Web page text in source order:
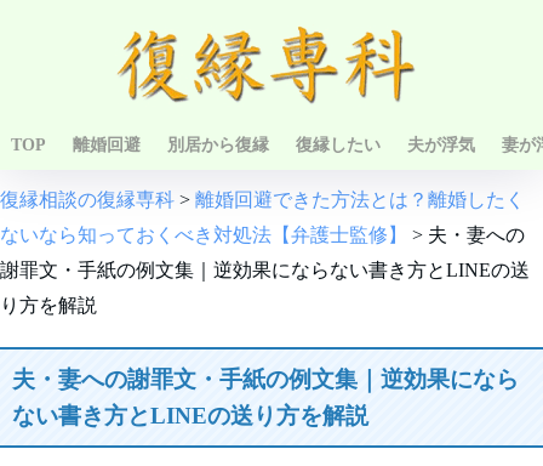
TOP 離婚回避 別居から復縁 復縁したい 夫が浮気 妻が
復縁相談の復縁専科 > 離婚回避できた方法とは？離婚したく
ないなら知っておくべき対処法【弁護士監修】
> 夫・妻への
謝罪文・手紙の例文集｜逆効果にならない書き方とLINEの送
り方を解説
夫・妻への謝罪文・手紙の例文集｜逆効果になら
ない書き方とLINEの送り方を解説